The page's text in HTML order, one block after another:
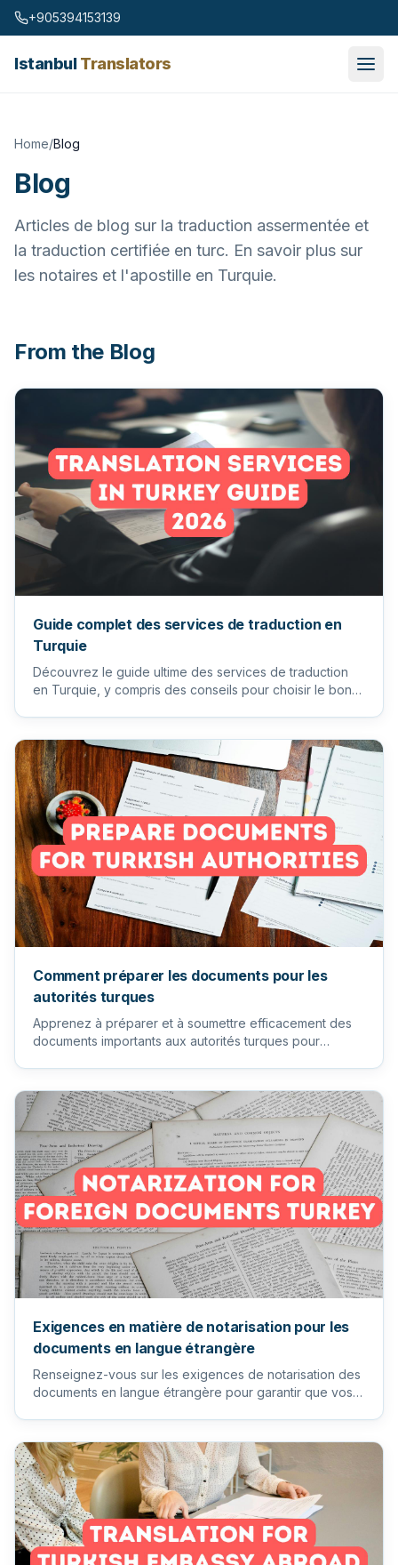
Skip to content
+905394153139
IstanbulTranslators
Home/Blog
Blog
Articles de blog sur la traduction assermentée et
la traduction certifiée en turc. En savoir plus sur
les notaires et l'apostille en Turquie.
From the Blog
Guide complet des services de traduction en
Turquie
Découvrez le guide ultime des services de traduction
en Turquie, y compris des conseils pour choisir le bon
Comment préparer les documents pour les
autorités turques
Apprenez à préparer et à soumettre efficacement des
documents importants aux autorités turques pour
Exigences en matière de notarisation pour les
documents en langue étrangère
Renseignez-vous sur les exigences de notarisation des
documents en langue étrangère pour garantir que vos